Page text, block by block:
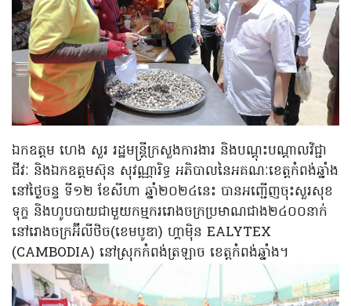
ឯកឧត្តម ហេង សួរ រដ្ឋមន្ត្រីក្រសួងការងារ និងបណ្តុះបណ្តាលវិជ្ជា
ជីវៈ និងឯកឧត្តមស៊ុន សុវណ្ណារិទ្ធ អភិបាលនៃអគណៈខេត្តកំពង់ឆ្នាំង
នៅថ្ងៃចន្ទ ទី១២ ខែសីហា ឆ្នាំ២០២៤នេះ បានអញ្ជើញចុះសួរសុខ
ទុក្ខ និងហូបបាយជាមួយកម្មកររោងចក្រប្រមាណជាង២៤០០នាក់
នៅរោងចក្រអ៊ីលីថិច(ខេមបូឌា) ហ្គាម៉ិន EALYTEX
(CAMBODIA) នៅស្រុកកំពង់ត្រឡាច ខេត្តកំពង់ឆ្នាំង។